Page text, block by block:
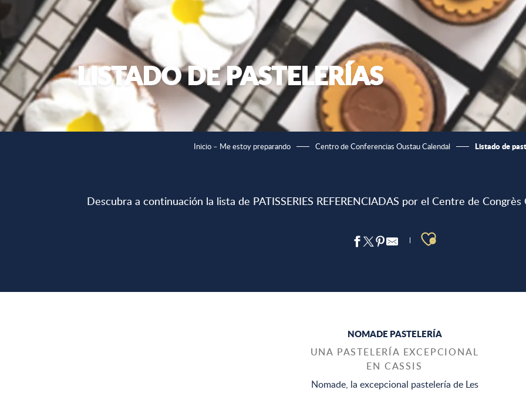
LISTADO DE PASTELERÍAS
Inicio – Me estoy preparando Centro de Conferencias Oustau Calendal Listado de
Descubra a continuación la lista de PATISSERIES REFERENCIADAS por el Centre de
Ajouter aux
NOMADE PASTELERÍA
UNA PASTELERÍA EXCEPCIONAL
EN CASSIS
Nomade, la excepcional pastelería de Les